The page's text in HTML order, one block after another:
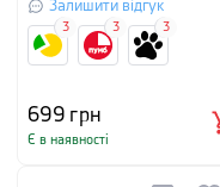
Залишити відгук
699грн
Є в наявності
3 3 3